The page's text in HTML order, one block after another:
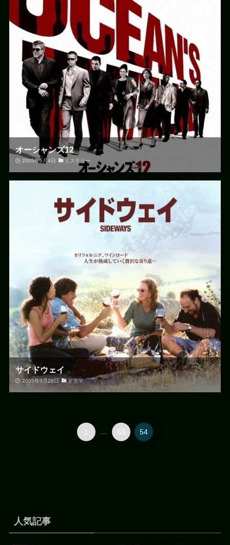
オーシャンズ12
2005年5月4日 ミステリー
サイドウェイ
2005年3月28日 ドラマ
1 ... 53 54
人気記事